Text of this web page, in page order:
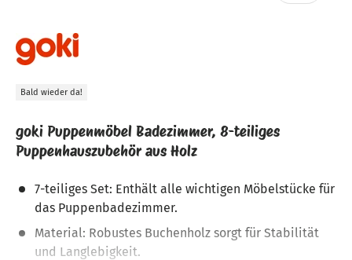
Bald wieder da!
goki Puppenmöbel Badezimmer, 8-teiliges
Puppenhauszubehör aus Holz
7-teiliges Set: Enthält alle wichtigen Möbelstücke für
das Puppenbadezimmer.
Material: Robustes Buchenholz sorgt für Stabilität
und Langlebigkeit.